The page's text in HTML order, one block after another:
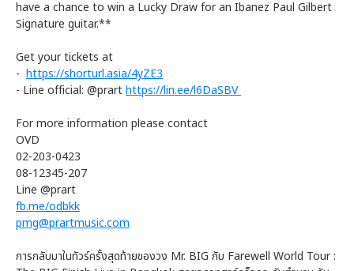
have a chance to win a Lucky Draw for an Ibanez Paul Gilbert
Signature guitar.**
Get your tickets at
- https://shorturl.asia/4yZE3
- Line official: @prarthttps://lin.ee/l6DaSBV
For more information please contact
OVD
02-203-0423
08-12345-207
Line @prart
fb.me/odbkk
pmg@prartmusic.com
การกลับมาในทัวร์ครั้งสุดท้ายของวง Mr. BIG กับ Farewell World Tour :